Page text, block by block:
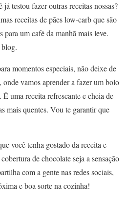
testou fazer outras receitas nossas?
receitas de pães low-carb que são
para um café da manhã mais leve.
momentos especiais, não deixe de
vamos aprender a fazer um bolo
uma receita refrescante e cheia de
mais quentes. Vou te garantir que
você tenha gostado da receita e
de chocolate seja a sensação
com a gente nas redes sociais,
e boa sorte na cozinha!